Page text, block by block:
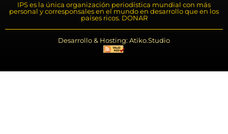
IPS es la única organización periodística mundial con más
personal y corresponsales en el mundo en desarrollo que en los
países ricos. DONAR
Desarrollo & Hosting: Atiko.Studio